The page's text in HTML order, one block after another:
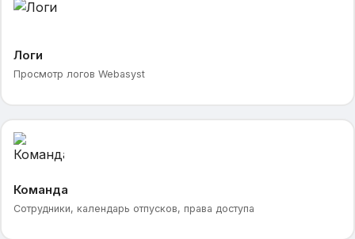
Логи
Просмотр логов Webasyst
Команда
Сотрудники, календарь отпусков, права доступа